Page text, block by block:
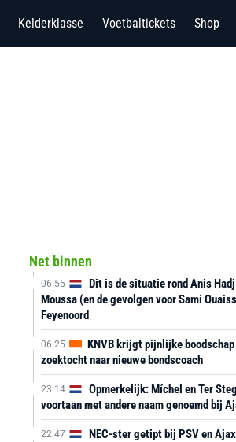
Kelderklasse Voetbaltickets Shop
Net binnen
06:55
Dit is de situatie rond Anis Hadj
Moussa (en de gevolgen voor Sami
Feyenoord
06:25
KNVB krijgt pijnlijke
zoektocht naar nieuwe bondscoach
23:14
Opmerkelijk: Míchel en Ter
voortaan met andere naam genoemd bij
22:47
NEC-ster getipt bij PSV en